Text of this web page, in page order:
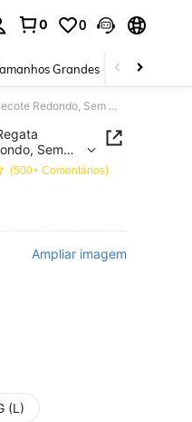
0 0
Grandes Joias e
Slaydiva 2 Peças Conjunto de Regata Bodycon Feminina Casual com Decote Redondo, Sem Mangas e Estampa Bordada de Cavalo, Versátil para Uso Diário
Sem
para
(500+ Comentários)
Ampliar imagem
(L)